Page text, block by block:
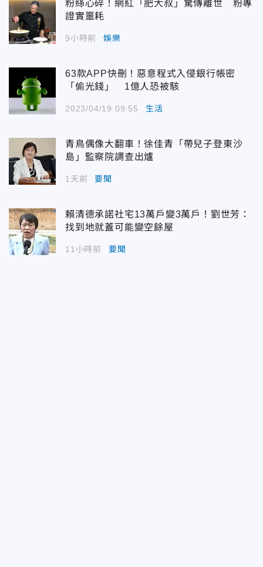
粉絲心碎！網紅「肥大叔」驚傳離世 粉專
證實噩耗
9小時前 娛樂
63款APP快刪！惡意程式入侵銀行帳密
「偷光錢」 1億人恐被駭
2023/04/19 09:55 生活
青鳥偶像大翻車！徐佳青「帶兒子登東沙
島」監察院調查出爐
1天前 要聞
賴清德承諾社宅13萬戶變3萬戶！劉世芳：
找到地就蓋可能變空餘屋
11小時前 要聞